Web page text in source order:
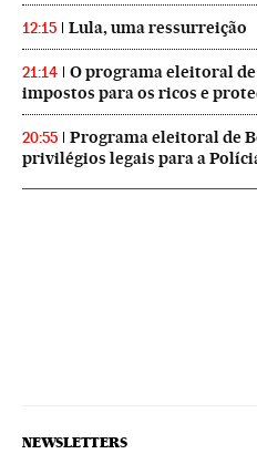
12:15 Lula, uma ressurreição
21:14
O programa eleitoral
impostos para os ricos e
20:55
Programa eleitoral de
privilégios legais para a
NEWSLETTERS